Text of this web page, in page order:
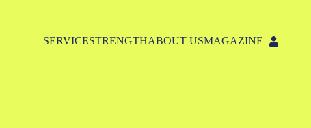
SERVICESTRENGTHABOUT USMAGAZINE